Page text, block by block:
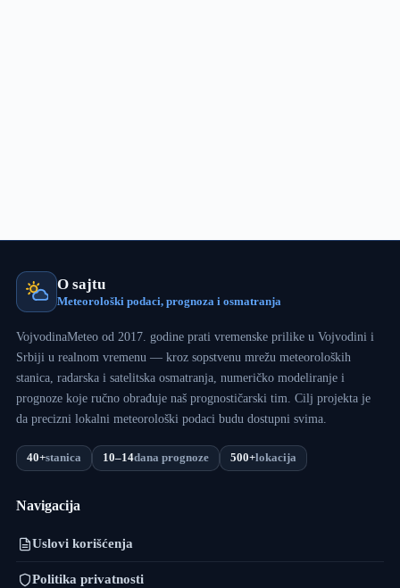
O sajtu
Meteorološki podaci, prognoza i osmatranja
VojvodinaMeteo od 2017. godine prati vremenske prilike u Vojvodini i
Srbiji u realnom vremenu — kroz sopstvenu mrežu meteoroloških
stanica, radarska i satelitska osmatranja, numeričko modeliranje i
prognoze koje ručno obrađuje naš prognostičarski tim. Cilj projekta je
da precizni lokalni meteorološki podaci budu dostupni svima.
40+stanica 10–14dana prognoze 500+lokacija
Navigacija
Uslovi korišćenja
Politika privatnosti